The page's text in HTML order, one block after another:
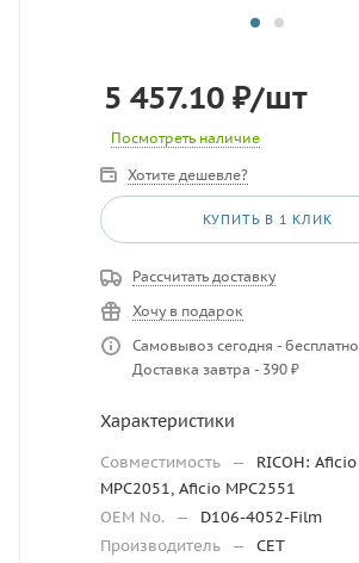
5 457.10 ₽/шт
Посмотреть наличие
Хотите дешевле?
КУПИТЬ В 1 КЛИК
Рассчитать доставку
Хочу в подарок
Самовывоз сегодня - бесплатно
Доставка завтра - 390 ₽
Характеристики
Совместимость —
RICOH: Aficio
MPC2051, Aficio MPC2551
OEM No.
—
D106-4052-Film
Производитель —
CET